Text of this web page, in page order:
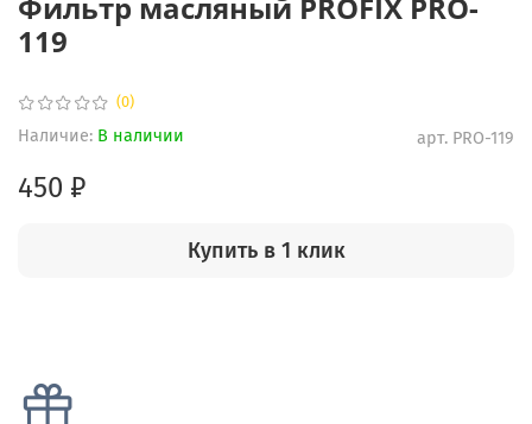
(0)
арт. PRO-119
Наличие: В наличии
119
450 ₽
Купить в 1 клик